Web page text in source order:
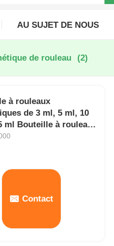
AU SUJET DE NOUS
de rouleau (2)
à rouleaux
de 3 ml, 5 ml, 10
ml Bouteille à rouleaux
essentielles
Contact